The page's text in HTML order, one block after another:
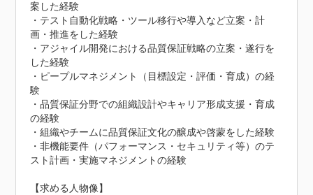
案した経験
・テスト自動化戦略・ツール移行や導入など立案・計
画・推進をした経験
・アジャイル開発における品質保証戦略の立案・遂行を
した経験
・ピープルマネジメント（目標設定・評価・育成）の経
験
・品質保証分野での組織設計やキャリア形成支援・育成
の経験
・組織やチームに品質保証文化の醸成や啓蒙をした経験
・非機能要件（パフォーマンス・セキュリティ等）のテ
スト計画・実施マネジメントの経験
【求める人物像】